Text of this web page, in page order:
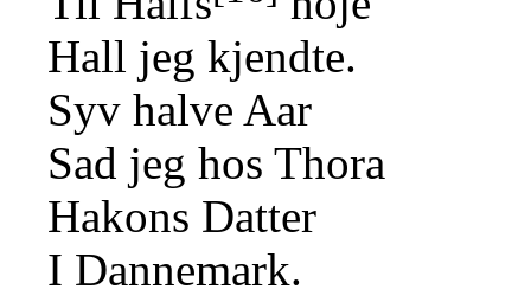
Hall jeg kjendte.
Syv halve Aar
Sad jeg hos Thora
Hakons Datter
I Dannemark.